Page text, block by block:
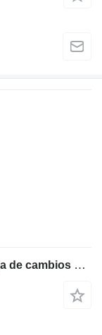
ZF ECOMAT 5HP – 500 [NAP 2704] caja de cambios para retroexcavadora